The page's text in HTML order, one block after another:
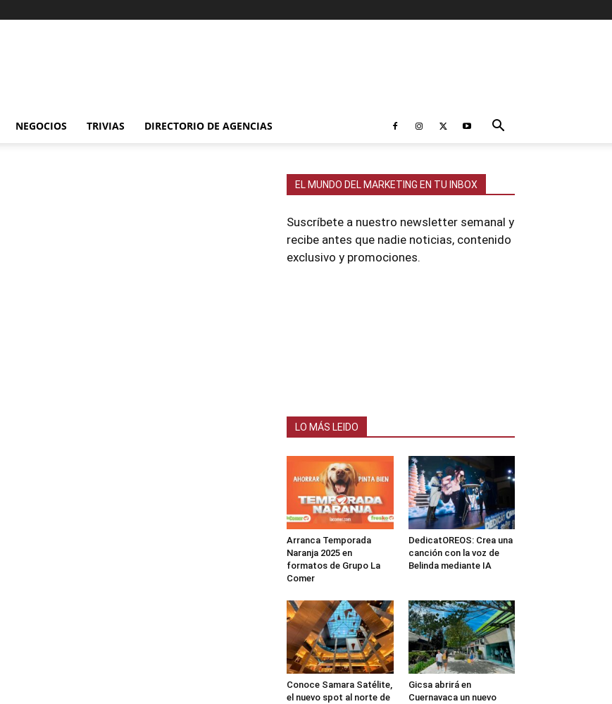
NEGOCIOS TRIVIAS DIRECTORIO DE AGENCIAS
EL MUNDO DEL MARKETING EN TU INBOX
Suscríbete a nuestro newsletter semanal y
recibe antes que nadie noticias, contenido
exclusivo y promociones.
LO MÁS LEIDO
Arranca Temporada
Naranja 2025 en
formatos de Grupo La
Comer
DedicatOREOS: Crea una
canción con la voz de
Belinda mediante IA
Conoce Samara Satélite,
el nuevo spot al norte de
Gicsa abrirá en
Cuernavaca un nuevo